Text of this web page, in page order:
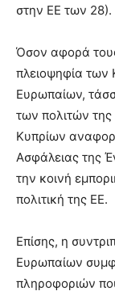
στην ΕΕ των 28).
Όσον αφορά τους
πλειοψηφία των
Ευρωπαίων,
των πολιτών της
Κυπρίων
Ασφάλειας της
την κοινή
πολιτική της ΕΕ.
Επίσης, η
Ευρωπαίων
πληροφοριών